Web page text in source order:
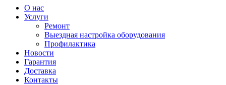
О нас
Услуги
Ремонт
Выездная настройка оборудования
Профилактика
Новости
Гарантия
Доставка
Контакты